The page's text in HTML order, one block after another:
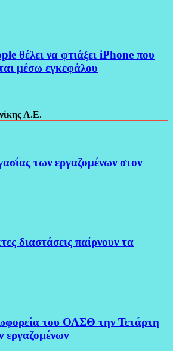
να φτιάξει iPhone που
μέσω εγκεφάλου
Α.Ε.
των εργαζομένων στον
διαστάσεις παίρνουν τα
του ΟΑΣΘ την Τετάρτη
εργαζομένων